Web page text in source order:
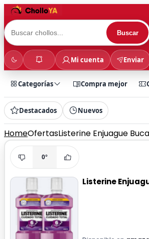
Buscar
Mi cuenta Enviar
Categorías Compra mejor
Destacados Nuevos
HomeOfertasListerine Enjuague
0°
Listerine